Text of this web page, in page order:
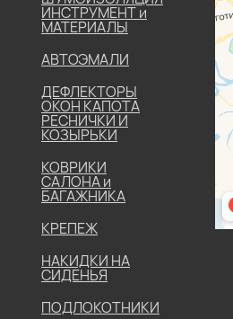
ИНСТРУМЕНТ и
МАТЕРИАЛЫ
АВТОЭМАЛИ
ДЕФЛЕКТОРЫ
ОКОН КАПОТА
РЕСНИЧКИ И
КОЗЫРЬКИ
КОВРИКИ
САЛОНА и
БАГАЖНИКА
КРЕПЕЖ
НАКИДКИ НА
СИДЕНЬЯ
ПОДЛОКОТНИКИ